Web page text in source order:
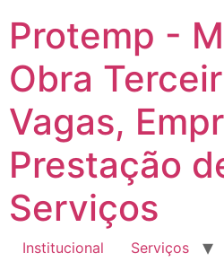
para
conteúdo
Protemp -
Obra
Vagas,
Prestação
Serviços
Institucional Serviços